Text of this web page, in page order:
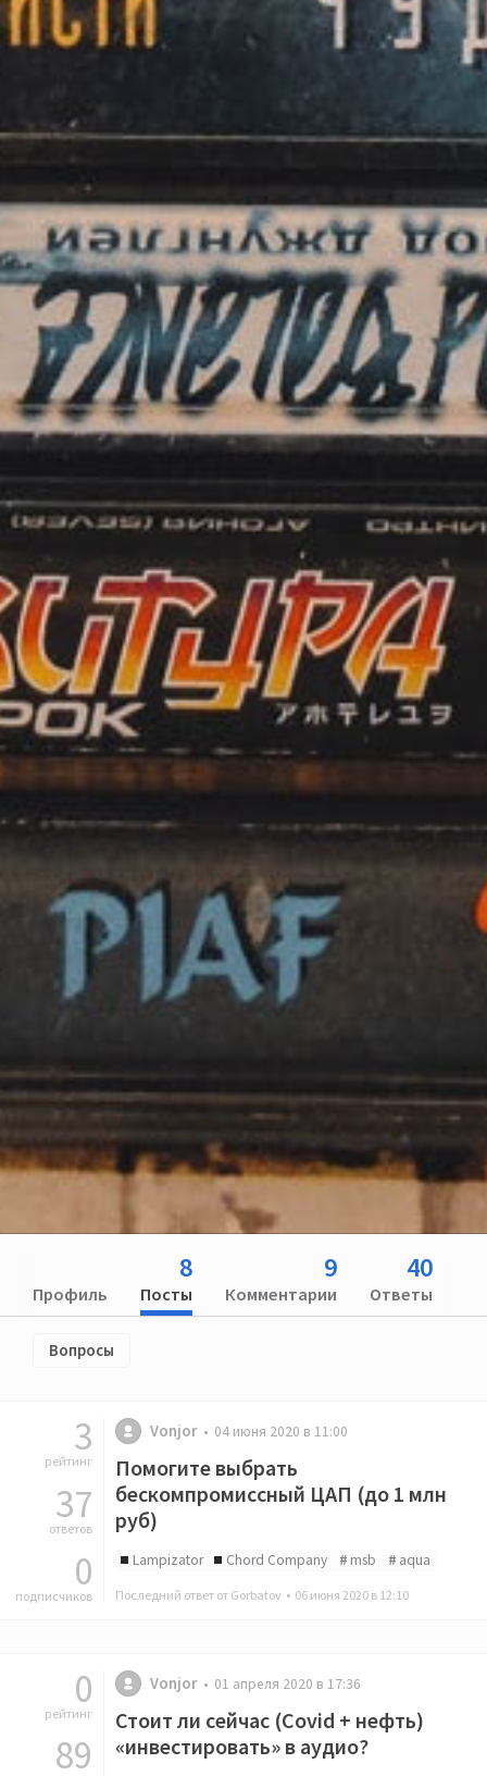
Профиль
8
Посты
9
Комментарии
40
Ответы
Вопросы
3
рейтинг
37
ответов
0
подписчиков
Vonjor 04 июня 2020 в 11:00
Помогите выбрать
бескомпромиссный ЦАП (до 1 млн
руб)
Lampizator Chord Company msb aqua
Последний ответ от Gorbatov • 06 июня 2020 в 12:10
0
рейтинг
89
Vonjor 01 апреля 2020 в 17:36
Стоит ли сейчас (Covid + нефть)
«инвестировать» в аудио?